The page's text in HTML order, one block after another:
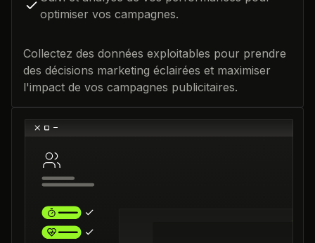
optimiser vos campagnes.
Collectez des données exploitables pour prendre
des décisions marketing éclairées et maximiser
l'impact de vos campagnes publicitaires.